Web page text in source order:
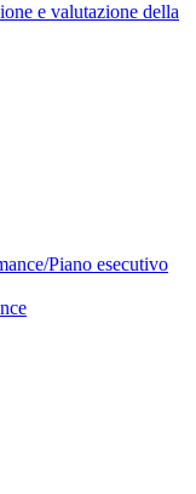
e valutazione della
Piano esecutivo